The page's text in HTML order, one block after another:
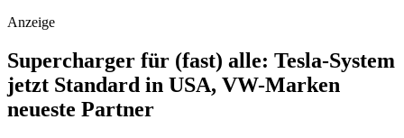
Anzeige
Supercharger für (fast) alle: Tesla-System
jetzt Standard in USA, VW-Marken
neueste Partner